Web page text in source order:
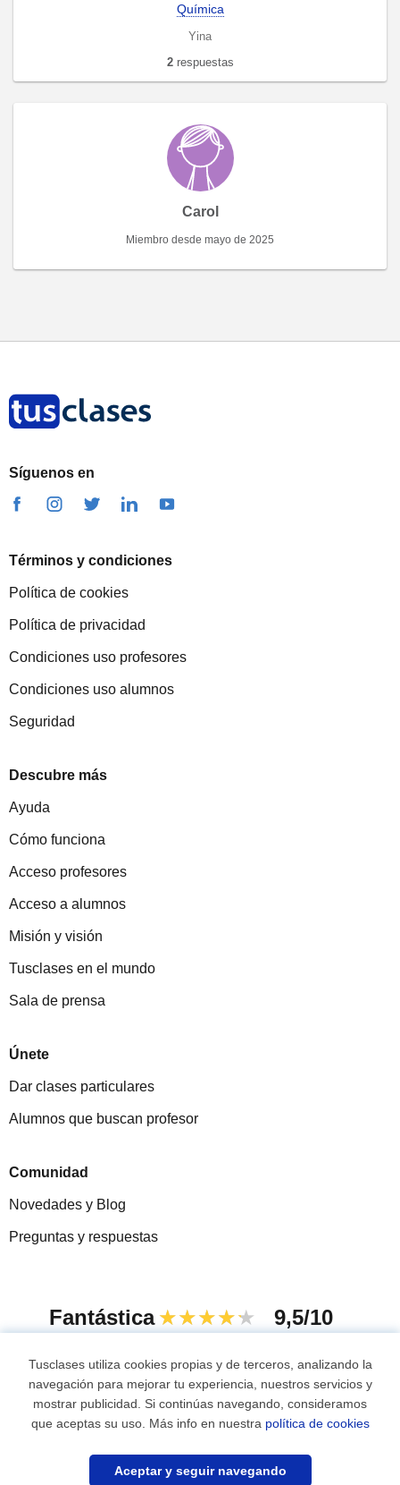
Química
Yina
2respuestas
Carol
Miembro desde mayo de 2025
Síguenos en
Términos y condiciones
Política de cookies
Política de privacidad
Condiciones uso profesores
Condiciones uso alumnos
Seguridad
Descubre más
Ayuda
Cómo funciona
Acceso profesores
Acceso a alumnos
Misión y visión
Tusclases en el mundo
Sala de prensa
Únete
Dar clases particulares
Alumnos que buscan profesor
Comunidad
Novedades y Blog
Preguntas y respuestas
Fantástica ★★★★★ 9,5/10
© 2007 - 2026 Tusclases.com.ve
Mapa web:Profesores particulares
Tusclases utiliza cookies propias y de terceros, analizando la
navegación para mejorar tu experiencia, nuestros servicios y
mostrar publicidad. Si continúas navegando, consideramos
que aceptas su uso. Más info en nuestra política de cookies
Aceptar y seguir navegando